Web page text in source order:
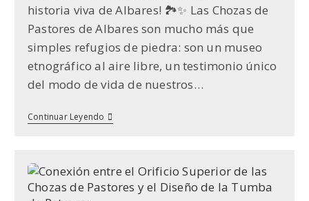
historia viva de Albares! 🏞️✨ Las Chozas de
Pastores de Albares son mucho más que
simples refugios de piedra: son un museo
etnográfico al aire libre, un testimonio único
del modo de vida de nuestros…
Continuar Leyendo Las
Chozas
Proyecto
Del
Ayuntamiento